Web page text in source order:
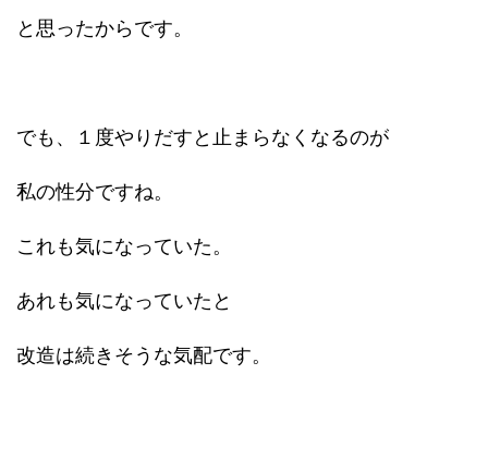
と思ったからです。
でも、１度やりだすと止まらなくなるのが
私の性分ですね。
これも気になっていた。
あれも気になっていたと
改造は続きそうな気配です。